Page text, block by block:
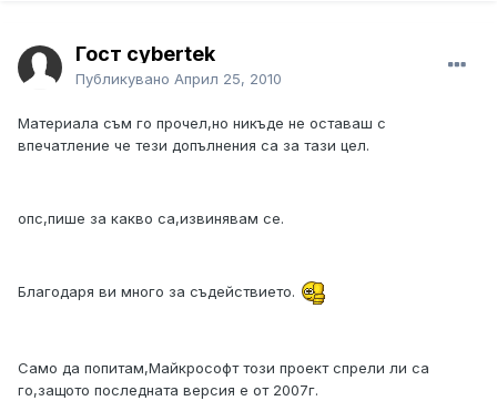
Гост cybertek
Публикувано Април 25, 2010
Материала съм го прочел,но никъде не оставаш с
впечатление че тези допълнения са за тази цел.
опс,пише за какво са,извинявам се.
Благодаря ви много за съдействието.
Само да попитам,Майкрософт този проект спрели ли са
го,защото последната версия е от 2007г.